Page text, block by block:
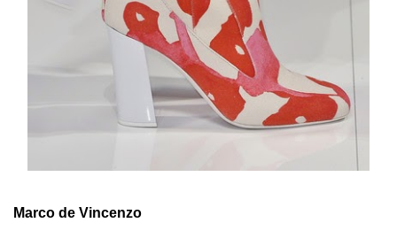
Marco de Vincenzo